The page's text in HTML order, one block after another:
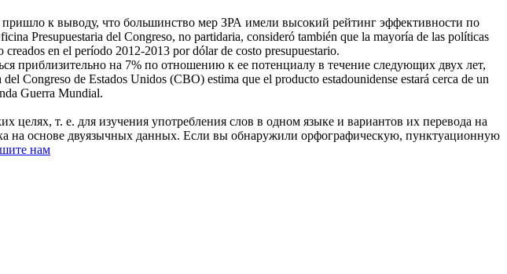
к выводу, что большинство мер ЗРА имели высокий рейтинг эффективности по
Presupuestaria del Congreso, no partidaria, consideró también que la mayoría de las políticas
en el período 2012-2013 por dólar de costo presupuestario.
приблизительно на 7% по отношению к ее потенциалу в течение следующих двух лет,
Congreso de Estados Unidos (CBO) estima que el producto estadounidense estará cerca de un
Guerra Mundial.
целях, т. е. для изучения употребления слов в одном языке и вариантов их перевода на
на основе двуязычных данных. Если вы обнаружили орфографическую, пунктуационную
нам